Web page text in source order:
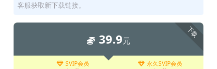
客服获取新下载链接。
下载
39.9元
SVIP会员 永久SVIP会员